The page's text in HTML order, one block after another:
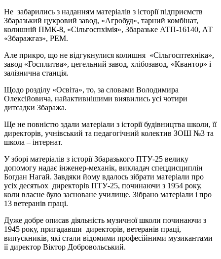
Не забарились з наданням матеріалів з історії підприємств
Збаразький цукровий завод, «Агробуд», тарний комбінат,
колишній ПМК-8, «Сільгоспхімія», Збаразьке АТП-16140, АТ
«Збаражгаз», РЕМ.
Але прикро, що не відгукнулися колишня «Сільгосптехніка»,
завод «Госплитва», цегельний завод, хлібозавод, «Квантор» і
залізнична станція.
Щодо розділу «Освіта», то, за словами Володимира
Олексійовича, найактивнішими виявились усі чотири
дитсадки Збаража.
Ще не повністю здали матеріали з історії будівництва школи, її
директорів, учнівський та педагогічний колектив ЗОШ №3 та
школа – інтернат.
У зборі матеріалів з історії Збаразького ПТУ-25 велику
допомогу надає інженер-механік, викладач спецдисциплін
Богдан Нагай. Завдяки йому вдалось зібрати матеріали про
усіх десятьох директорів ПТУ-25, починаючи з 1954 року,
коли власне було засноване училище. Зібрано матеріали і про
13 ветеранів праці.
Дуже добре описав діяльність музичної школи починаючи з
1945 року, пригадавши директорів, ветеранів праці,
випускників, які стали відомими професійними музикантами
її директор Віктор Добровольський.